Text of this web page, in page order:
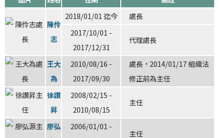
陳伶
志
2018/01/01 迄今
處長
2017/10/01 -
2017/12/31
代理處長
王大
為
2010/08/16 -
2017/09/30
處長，2014/01/17 組織法
修正前為主任
徐讚
昇
2008/02/15 -
2010/08/15
主任
廖弘
2006/01/01 -
主任